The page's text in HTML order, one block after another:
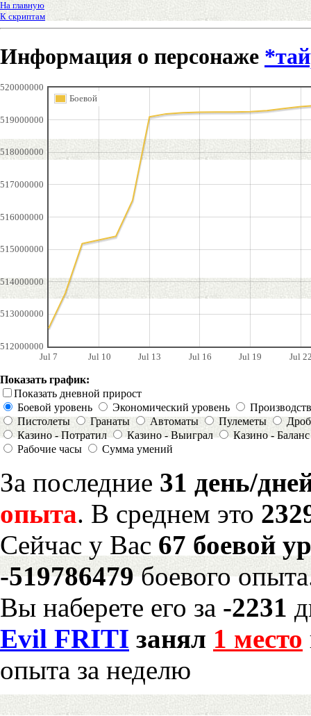
На главную
К скриптам
Информация о персонаже
Jul 7 Jul 10 Jul 13 Jul 16 Jul 19 Jul
512000000
513000000
514000000
515000000
516000000
517000000
518000000
519000000
520000000
Боевой
Показать график:
Показать дневной прирост
Боевой уровень
Экономический уровень
Пистолеты
Гранаты Автоматы Пулеметы
Казино - Потратил
Казино - Выиграл
Казино - Баланс
Рабочие часы
Сумма умений
За последние 31 день/
опыта. В среднем это
Сейчас у Вас 67 боевой
-519786479боевого
Вы наберете его за -2231
Evil FRITI занял 1 место
опыта за неделю